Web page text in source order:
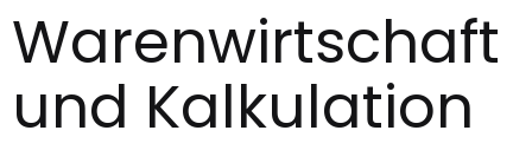
Warenwirtschaft
und Kalkulation